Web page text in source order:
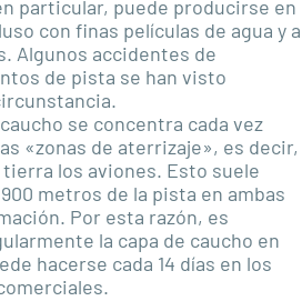
particular, puede producirse en
con finas películas de agua y a
Algunos accidentes de
de pista se han visto
se concentra cada vez
«zonas de aterrizaje», es decir,
los aviones. Esto suele
metros de la pista en ambas
Por esta razón, es
la capa de caucho en
hacerse cada 14 días en los